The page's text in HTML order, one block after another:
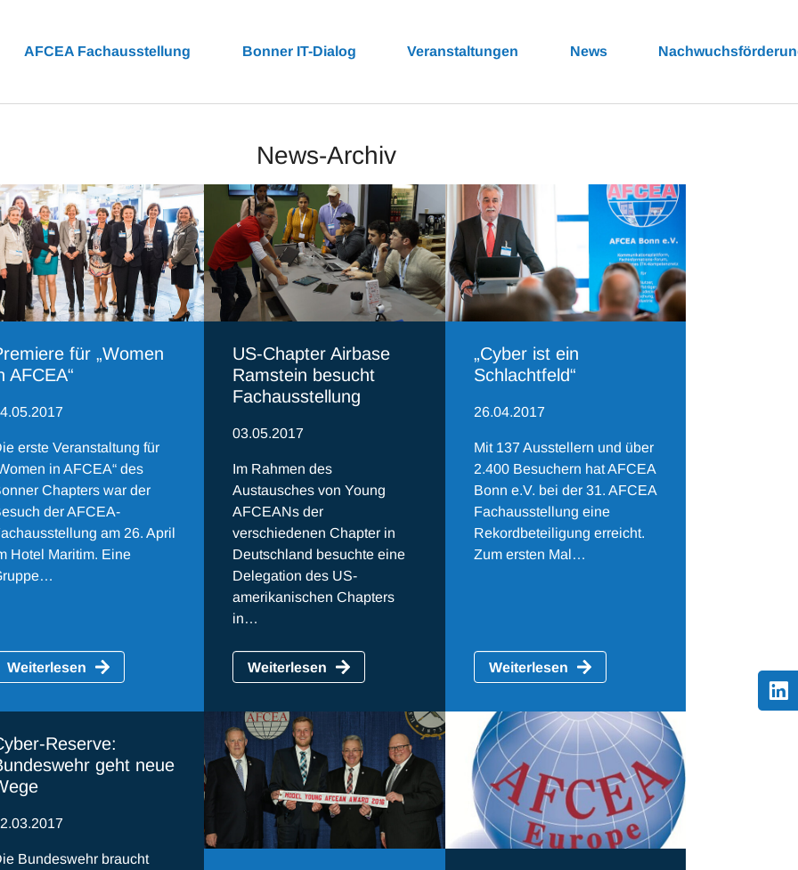
AFCEA Fachausstellung Bonner IT-Dialog Veranstaltungen News
News-Archiv
für „Women
AFCEA“
erste Veranstaltung für
in AFCEA“ des
Chapters war der
der AFCEA-
am 26. April
Hotel Maritim. Eine
Weiterlesen
US-Chapter Airbase
Ramstein besucht
Fachausstellung
03.05.2017
Im Rahmen des
Austausches von Young
AFCEANs der
verschiedenen Chapter in
Deutschland besuchte eine
Delegation des US-
amerikanischen Chapters
in…
Weiterlesen
„Cyber ist ein
Schlachtfeld“
26.04.2017
Mit 137 Ausstellern und über
2.400 Besuchern hat AFCEA
Bonn e.V. bei der 31. AFCEA
Fachausstellung eine
Rekordbeteiligung erreicht.
Zum ersten Mal…
Weiterlesen
Reserve:
geht neue
Bundeswehr braucht